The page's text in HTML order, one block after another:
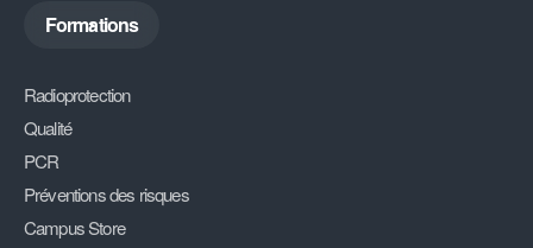
Découvrir
Formations
Radioprotection
Qualité
PCR
Préventions des risques
Campus Store